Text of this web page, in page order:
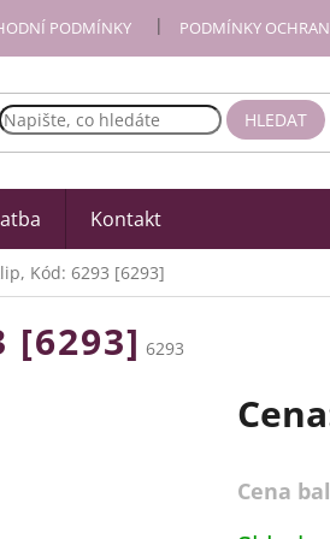
PODMÍNKY PODMÍNKY
HLEDAT
Kontakt
Kód: 6293 [6293]
[6293] 6293
Cena